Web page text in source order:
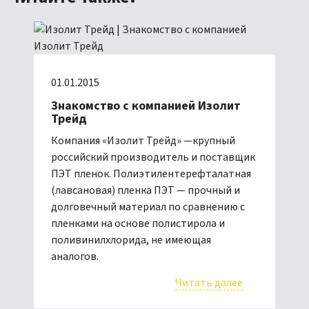
01.01.2015
Знакомство с компанией Изолит
Трейд
Компания «Изолит Трейд» —крупный
российский производитель и поставщик
ПЭТ пленок. Полиэтилентерефталатная
(лавсановая) пленка ПЭТ — прочный и
долговечный материал по сравнению с
пленками на основе полистирола и
поливинилхлорида, не имеющая
аналогов.
Читать далее